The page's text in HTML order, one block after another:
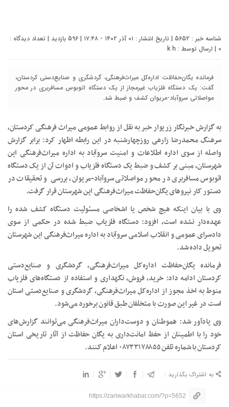
شناسه خبر : 5652 | تاریخ انتشار : ۰۱ آذر ۱۴۰۲ - ۱۷:۴۸ | 596 بازدید | تعداد دیدگاه :
0 | ارسال توسط : k h
فرمانده یگان‌حفاظت اداره‌کل میراث‌فرهنگی، گردشگری و صنایع‌دستی کردستان،
گفت: یک دستگاه فلزیاب غیرمجاز از یک دستگاه اتوبوس مسافربری در محور
مواصلاتی سروآباد-مریوان کشف و ضبط شد.
به گزارش خبرنگار زریوار خبر به نقل از روابط عمومی میراث فرهنگی کردستان،
سرهنگ محمدرضا زارعی روزچهارشنبه در این رابطه اظهار کرد: برابر گزارش
واصله از سوی اداره اطلاعات و امنیت سروآباد به اداره میراث‌فرهنگی این
شهرستان، مبنی بر کشف‌ و ضبط یک دستگاه فلزیاب و ادوات آن از یک دستگاه
اتوبوس مسافربری در محور مواصلاتی سروآباد-مریوان، بررسی‌ و تحقیقات در
دستور کار نیروهای یگان‌حفاظت میراث‌فرهنگی این شهرستان قرار گرفت.
وی با بیان اینکه هیچ شخص یا اشخاصی مسئولیت دستگاه کشف شده را
عهده‌دار نشده است، افزود: دستگاه فلزیاب ضبط شده در حکمی از سوی
دادسرای عمومی و انقلاب اسلامی سروآباد به اداره‌ میراث‌فرهنگی این شهرستان
تحویل داده شد.
فرمانده یگان‌حفاظت اداره‌کل میراث‌فرهنگی، گردشگری و صنایع‌دستی
کردستان ادامه داد: خرید، فروش، نگهداری و استفاده از دستگاه‌های فلزیاب
منوط به اخذ مجوز از اداره‌کل میراث‌فرهنگی، گردشگری و صنایع‌دستی استان
است در غیر این صورت با متخلفان طبق قانون برخورد می‌شود.
وی یادآور شد: هموطنان و دوست‌داران میراث‌فرهنگی می‌توانند گزارش‌های
خود را با اطمینان از حفظ امانت‌داری به یگان حفاظت از آثار تاریخی استان
کردستان با شماره تلفن ۰۸۷۳۳۱۷۸۸۵۵ اعلام کنند.
به اشتراک بگذارید :
https://zariwarkhabar.com/?p=5652